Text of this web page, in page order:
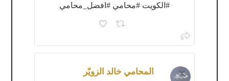
#الكويت #محامي #افضل_محامي
المحامي خالد الزويّر